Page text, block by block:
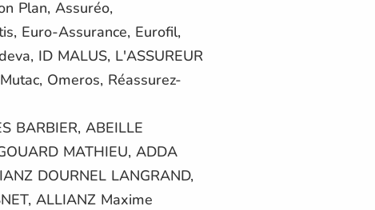
Plan, Assuréo,
Euro-Assurance, Eurofil,
ID MALUS, L'ASSUREUR
Omeros, Réassurez-
BARBIER, ABEILLE
MATHIEU, ADDA
DOURNEL LANGRAND,
ALLIANZ Maxime